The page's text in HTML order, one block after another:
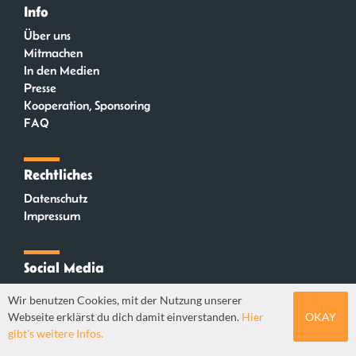
Info
Über uns
Mitmachen
In den Medien
Presse
Kooperation, Sponsoring
FAQ
Rechtliches
Datenschutz
Impressum
Social Media
Mastodon
Wir benutzen Cookies, mit der Nutzung unserer
Webseite erklärst du dich damit einverstanden. Hier
gibt's weitere Infos.
OKAY